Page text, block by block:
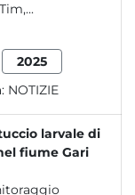
2025
NOTIZIE
larvale di
fiume Gari